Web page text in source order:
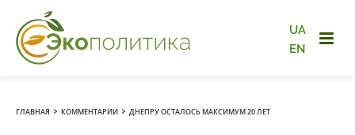
UA
EN
ГЛАВНАЯ › КОММЕНТАРИИ › ДНЕПРУ ОСТАЛОСЬ МАКСИМУМ 20 ЛЕТ